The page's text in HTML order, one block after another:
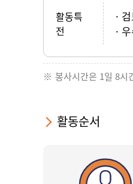
활동특
전
봉사시간은 1일 8시
활동순서